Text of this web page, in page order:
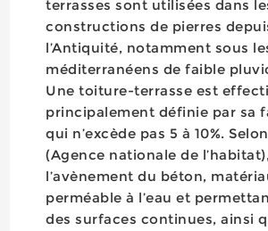
terrasses sont utilisées dans
constructions de pierres
l’Antiquité, notamment sous
méditerranéens de faible
Une toiture-terrasse est
principalement définie par sa
qui n’excède pas 5 à 10%.
(Agence nationale de
l’avènement du béton,
perméable à l’eau et
des surfaces continues, ainsi